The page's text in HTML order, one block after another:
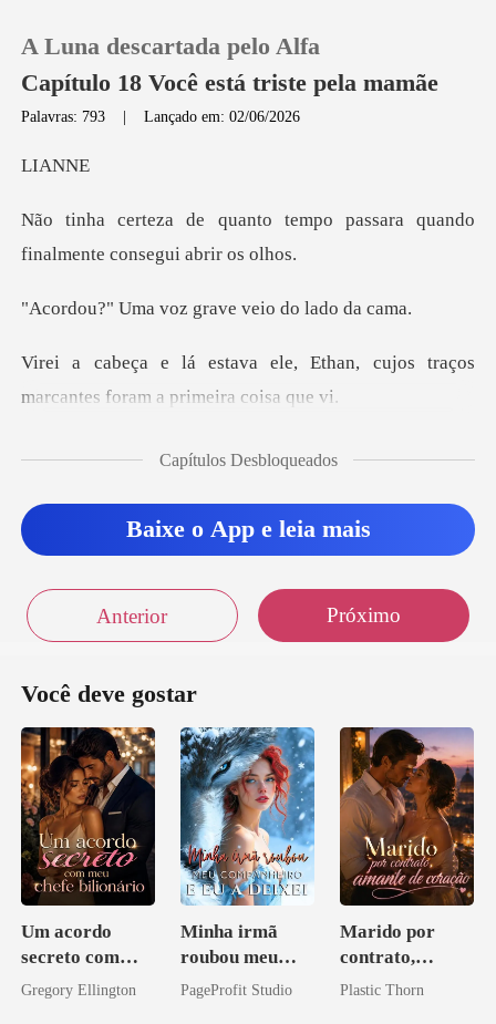
Loja
Sair
A Luna descartada pelo Alfa
Capítulo 18 Você está triste pela mamãe
Palavras: 793 |Lançado em: 02/06/2026
AN
tempo passara quando
finalme
voz grave veio
Ethan, cujos traços
marcantes
mim todo esse tempo,
Capítulos Desbloqueados
Baixe o App e leia mais
Anterior Próximo
Você deve gostar
Um acordo
secreto com
meu chefe
Gregory Ellington
Minha irmã
roubou meu
companheiro e
PageProfit Studio
Marido por
contrato,
amante de
Plastic Thorn